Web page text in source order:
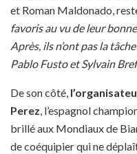
et Roman Maldonado,
favoris au vu de leur
Après, ils n’ont pas la
Pablo Fusto et Sylvain
De son côté,
Perez, l’espagnol
brillé aux Mondiaux de
de coéquipier qui ne